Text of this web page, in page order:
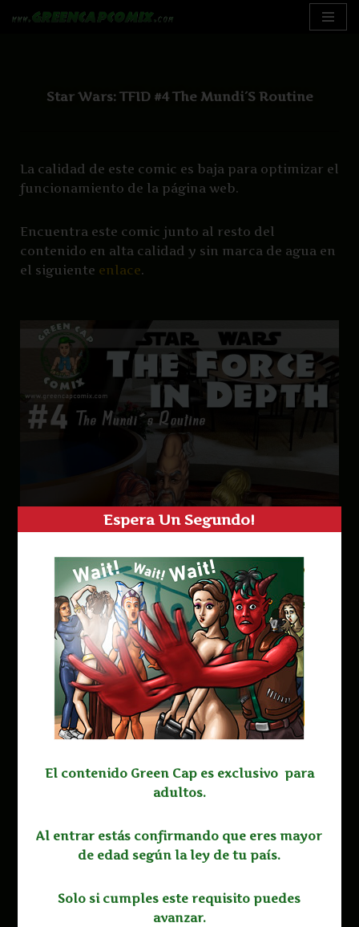
Star Wars: TFID #4 The Mundi´s Routine
La calidad de este comic es baja para optimizar el
funcionamiento de la página web.
Encuentra este comic junto al resto del
contenido en alta calidad y sin marca de agua en
el siguiente enlace.
Espera Un Segundo!
El contenido Green Cap es exclusivo para
adultos.
Al entrar estás confirmando que eres mayor
de edad según la ley de tu país.
Solo si cumples este requisito puedes
avanzar.